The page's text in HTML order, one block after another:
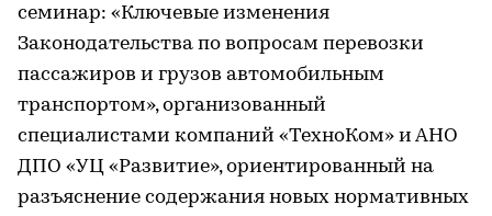
семинар: «Ключевые изменения
Законодательства по вопросам перевозки
пассажиров и грузов автомобильным
транспортом», организованный
специалистами компаний «ТехноКом» и АНО
ДПО «УЦ «Развитие», ориентированный на
разъяснение содержания новых нормативных